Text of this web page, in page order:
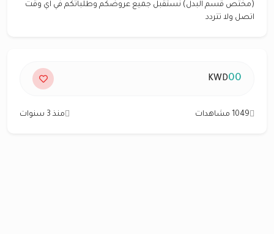
(مختص قسم البدل) نستقبل جميع عروضكم وطلباتكم في اي وقت
اتصل ولا تتردد
00
KWD
1049 مشاهدات منذ 3 سنوات